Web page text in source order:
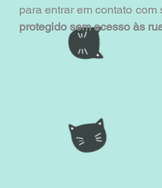
para entrar em contato com
protegido sem acesso às